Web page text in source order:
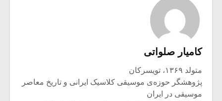
کامیار صلواتی
متولد ۱۳۶۹، تویسرکان
پژوهشگر حوزه‌ی موسیقی کلاسیک ایرانی و تاریخ معاصر
موسیقی در ایران